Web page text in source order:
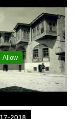
Allow
2018